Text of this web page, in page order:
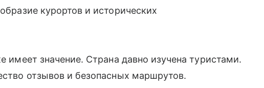
курортов и исторических
имеет значение. Страна давно изучена туристами.
отзывов и безопасных маршрутов.